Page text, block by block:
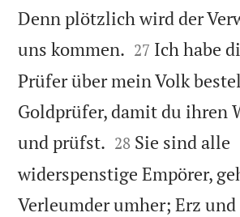
Denn plötzlich wird der
uns kommen. 

27 Ich habe
Prüfer über mein Volk
Goldprüfer, damit du ihren
und prüfst. 

28 Sie sind alle
widerspenstige Empörer,
Verleumder umher; Erz